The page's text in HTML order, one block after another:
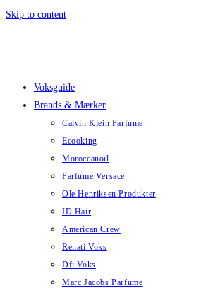
Skip to content
Voksguide
Brands & Mærker
Calvin Klein Parfume
Ecooking
Moroccanoil
Parfume Versace
Ole Henriksen Produkter
ID Hair
American Crew
Renati Voks
Dfi Voks
Marc Jacobs Parfume